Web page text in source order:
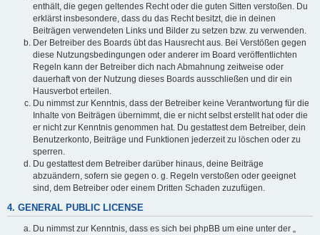
enthält, die gegen geltendes Recht oder die guten Sitten verstoßen. Du
erklärst insbesondere, dass du das Recht besitzt, die in deinen
Beiträgen verwendeten Links und Bilder zu setzen bzw. zu verwenden.
Der Betreiber des Boards übt das Hausrecht aus. Bei Verstößen gegen
diese Nutzungsbedingungen oder anderer im Board veröffentlichten
Regeln kann der Betreiber dich nach Abmahnung zeitweise oder
dauerhaft von der Nutzung dieses Boards ausschließen und dir ein
Hausverbot erteilen.
Du nimmst zur Kenntnis, dass der Betreiber keine Verantwortung für die
Inhalte von Beiträgen übernimmt, die er nicht selbst erstellt hat oder die
er nicht zur Kenntnis genommen hat. Du gestattest dem Betreiber, dein
Benutzerkonto, Beiträge und Funktionen jederzeit zu löschen oder zu
sperren.
Du gestattest dem Betreiber darüber hinaus, deine Beiträge
abzuändern, sofern sie gegen o. g. Regeln verstoßen oder geeignet
sind, dem Betreiber oder einem Dritten Schaden zuzufügen.
4. GENERAL PUBLIC LICENSE
Du nimmst zur Kenntnis, dass es sich bei phpBB um eine unter der „